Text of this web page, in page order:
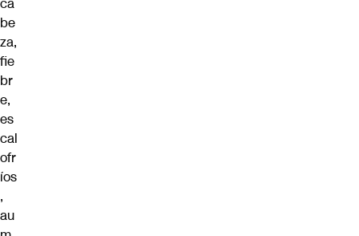
be
za,
fie
br
e,
es
cal
ofr
íos
,
au